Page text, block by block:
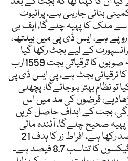
بنائی جارہی ہے، پرائیوٹ
ملک کا پہیہ چلےگا، ایف بی
12,163 ارب روپے ہے، ایس ڈی پی میں ہیلتھ،
کے لیے بجٹ رکھا گیا
ہے۔اسحاق ڈار کا کہنا تھا کہ صوبوں کا ترقیاتی بجت 1559ارب
وفاق کا 1150ارب کا ترقیاتی بجٹ ہے، پی ایس ڈی پی
نظام بہتر ہوجائےگا، پچھلی
قرضوں کی مد میں اس
بجٹ کے اہداف حاصل کریں
صحیح چلےگا، آئندہ مالی
سال ترقی کی شرح کو 3.5فیصد رکھا ہے، افراط زر کا ہدف 21
فیصد ہے، جی ڈی پی میں ٹیکسوں کا تناسب 8.7 فیصد ہے۔